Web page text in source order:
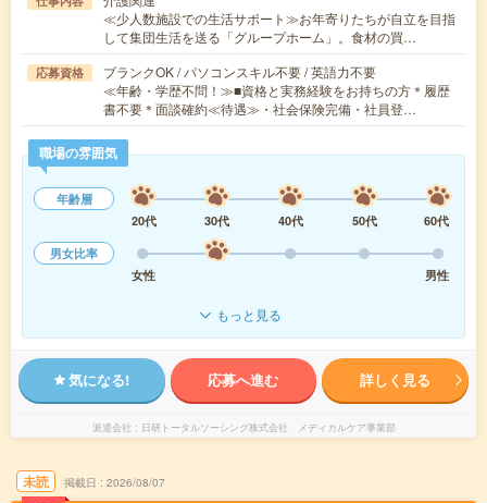
≪少人数施設での生活サポート≫お年寄りたちが自立を目指
して集団生活を送る「グループホーム」。食材の買…
応募資格
ブランクOK / パソコンスキル不要 / 英語力不要
≪年齢・学歴不問！≫■資格と実務経験をお持ちの方＊履歴
書不要＊面談確約≪待遇≫・社会保険完備・社員登…
職場の雰囲気
年齢層
20代
30代 40代 50代
60代
男女比率
女性
男性
もっと見る
気になる! 応募へ進む 詳しく見る
派遣会社 日研トータルソーシング株式会社 メディカルケア事業部
未読 掲載日 2026/08/07